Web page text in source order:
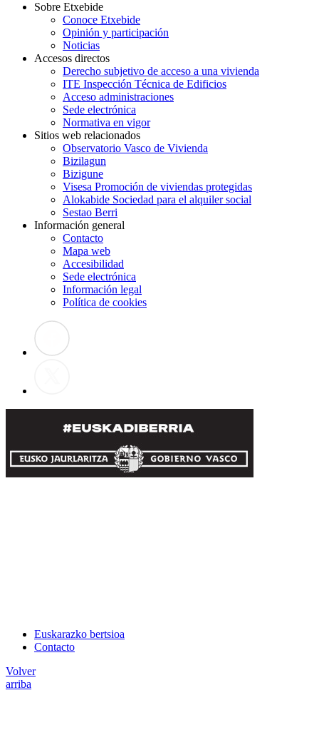
Sobre Etxebide
Conoce Etxebide
Opinión y participación
Noticias
Accesos directos
Derecho subjetivo de acceso a una vivienda
ITE Inspección Técnica de Edificios
Acceso administraciones
Sede electrónica
Normativa en vigor
Sitios web relacionados
Observatorio Vasco de Vivienda
Bizilagun
Bizigune
Visesa Promoción de viviendas protegidas
Alokabide Sociedad para el alquiler social
Sestao Berri
Información general
Contacto
Mapa web
Accesibilidad
Sede electrónica
Información legal
Política de cookies
Euskarazko bertsioa
Contacto
Volver
arriba